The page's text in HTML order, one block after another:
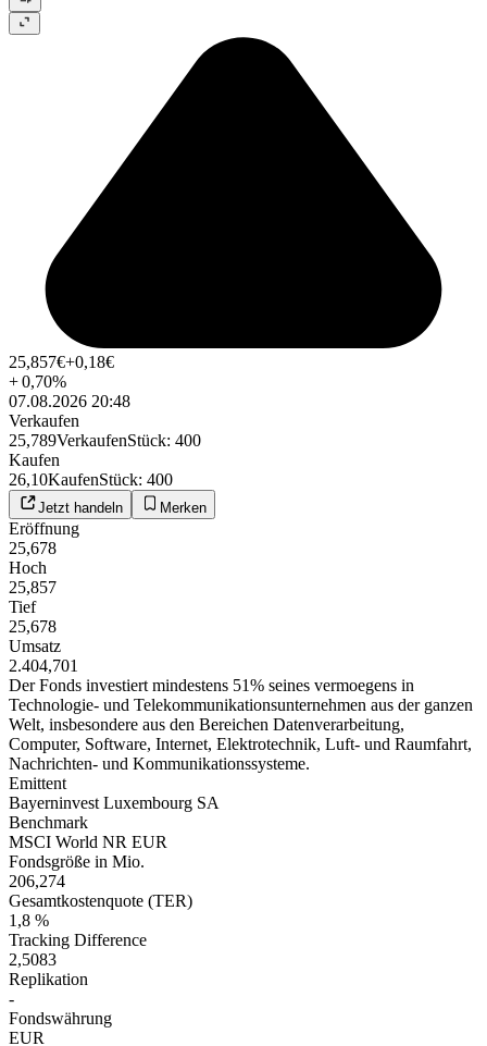
25,857€+0,18€
+0,70%
07.08.2026 20:48
Verkaufen
25,789VerkaufenStück: 400
Kaufen
26,10KaufenStück: 400
Jetzt handeln Merken
Eröffnung
25,678
Hoch
25,857
Tief
25,678
Umsatz
2.404,701
Der Fonds investiert mindestens 51% seines vermoegens in
Technologie- und Telekommunikationsunternehmen aus der ganzen
Welt, insbesondere aus den Bereichen Datenverarbeitung,
Computer, Software, Internet, Elektrotechnik, Luft- und Raumfahrt,
Nachrichten- und Kommunikationssysteme.
Emittent
Bayerninvest Luxembourg SA
Benchmark
MSCI World NR EUR
Fondsgröße in Mio.
206,274
Gesamtkostenquote (TER)
1,8 %
Tracking Difference
2,5083
Replikation
-
Fondswährung
EUR